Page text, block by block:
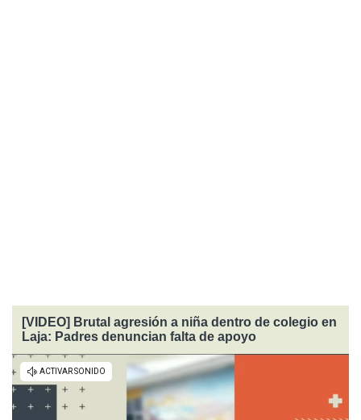
[VIDEO] Brutal agresión a niña dentro de colegio en
Laja: Padres denuncian falta de apoyo